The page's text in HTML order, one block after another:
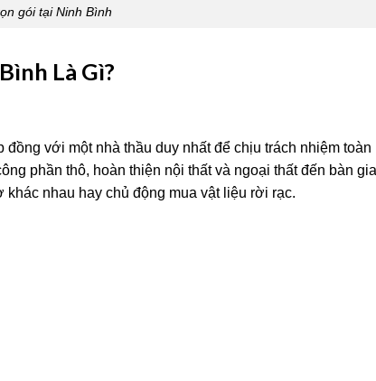
gói tại Ninh Bình
Là Gì?
với một nhà thầu duy nhất để chịu trách nhiệm toàn
phần thô, hoàn thiện nội thất và ngoại thất đến bàn
nhau hay chủ động mua vật liệu rời rạc.